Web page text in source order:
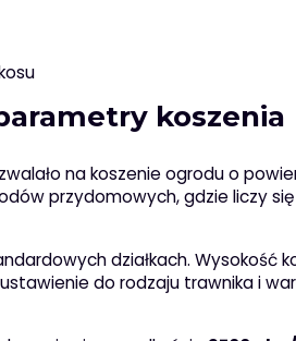
koszenia
na koszenie ogrodu o
przydomowych, gdzie liczy
działkach. Wysokość
do rodzaju trawnika i